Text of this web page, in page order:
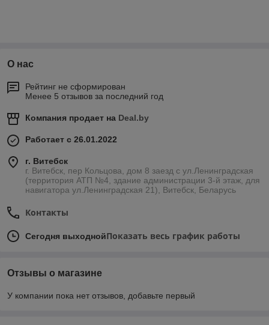
О нас
Рейтинг не сформирован
Менее 5 отзывов за последний год
Компания продает на Deal.by
Работает с 26.01.2022
г. Витебск
г. Витебск, пер Кольцова, дом 8 заезд с ул.Ленинградская
(территория АТП №4, здание администрации 3-й этаж, для
навигатора ул.Ленинградская 21), Витебск, Беларусь
Контакты
Сегодня выходнойПоказать весь график работы
Отзывы о магазине
У компании пока нет отзывов, добавьте первый